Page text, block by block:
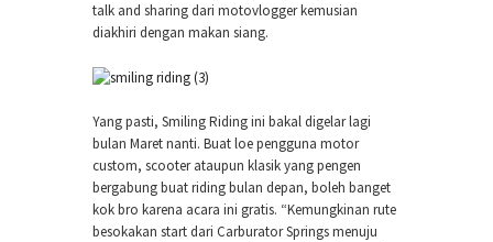
talk and sharing dari motovlogger kemusian
diakhiri dengan makan siang.
Yang pasti, Smiling Riding ini bakal digelar lagi
bulan Maret nanti. Buat loe pengguna motor
custom, scooter ataupun klasik yang pengen
bergabung buat riding bulan depan, boleh banget
kok bro karena acara ini gratis. “Kemungkinan rute
besokakan start dari Carburator Springs menuju